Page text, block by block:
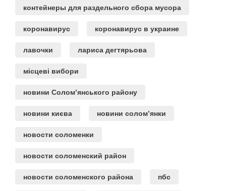
контейнеры для раздельного сбора мусора
коронавирус коронавирус в украине
лавочки лариса дегтярьова
місцеві вибори
новини Солом’янського району
новини києва новини солом’янки
новости соломенки
новости соломенский район
новости соломенского района пбс